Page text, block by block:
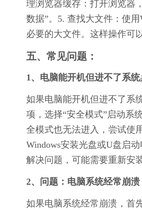
理浏览器缓存：打开浏览器
数据”。5. 查找大文件：使
必要的大文件。这样操作可
五、常见问题：
1、电脑能开机但进不了系
如果电脑能开机但进不了系
项，选择“安全模式”启动系
全模式也无法进入，尝试使
Windows安装光盘或U盘启
解决问题，可能需要重新安
2、问题：电脑系统经常崩溃
如果电脑系统经常崩溃，首